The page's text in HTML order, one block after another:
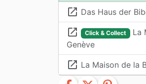
launch Das Haus der
launch Click & Collect La
Genève
launch La Maison de la